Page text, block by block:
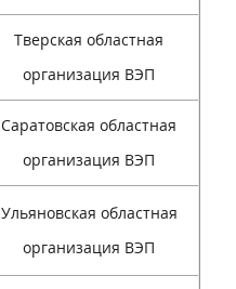
Тверская областная
организация ВЭП
Саратовская областная
организация ВЭП
Ульяновская областная
организация ВЭП